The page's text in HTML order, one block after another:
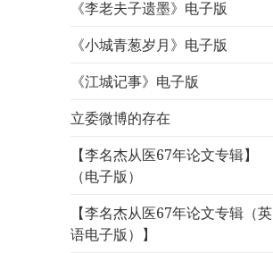
《李老夫子遗墨》电子版
《小城青葱岁月》电子版
《江城记事》电子版
立委微博的存在
【李名杰从医67年论文专辑】
（电子版）
【李名杰从医67年论文专辑（英
语电子版）】